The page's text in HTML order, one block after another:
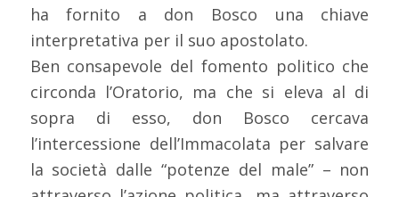
ha fornito a don Bosco una chiave
interpretativa per il suo apostolato.
Ben consapevole del fomento politico che
circonda l’Oratorio, ma che si eleva al di
sopra di esso, don Bosco cercava
l’intercessione dell’Immacolata per salvare
la società dalle “potenze del male” – non